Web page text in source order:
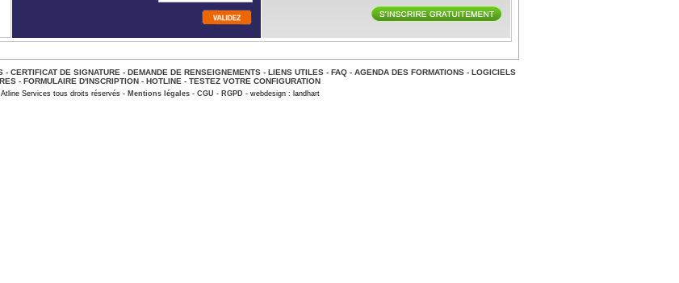
- CERTIFICAT DE SIGNATURE - DEMANDE DE RENSEIGNEMENTS- LIENS UTILES- FAQ- AGENDA DES FORMATIONS- LOGICIELS
- FORMULAIRE D'INSCRIPTION - HOTLINE - TESTEZ VOTRE CONFIGURATION
Services tous droits réservés - Mentions légales- CGU - RGPD - webdesign : landhart